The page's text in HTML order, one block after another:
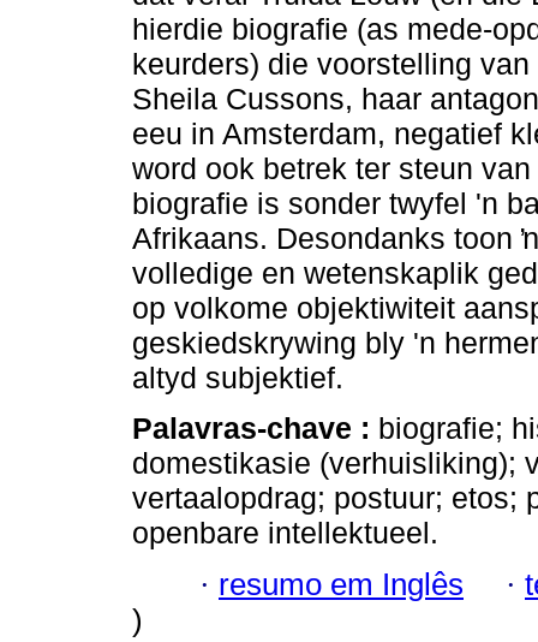
hierdie biografie (as mede-
keurders) die voorstelling
Sheila Cussons, haar
eeu in Amsterdam, negatief
word ook betrek ter steun
biografie is sonder twyfel 'n
Afrikaans. Desondanks toon
volledige en wetenskaplik
op volkome objektiwiteit
geskiedskrywing bly 'n
altyd subjektief.
Palavras-chave : biografie;
domestikasie (verhuisliking);
vertaalopdrag; postuur; etos;
openbare intellektueel.
· resumo em Inglês ·
)